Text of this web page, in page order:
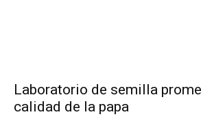
Laboratorio de semilla
calidad de la papa